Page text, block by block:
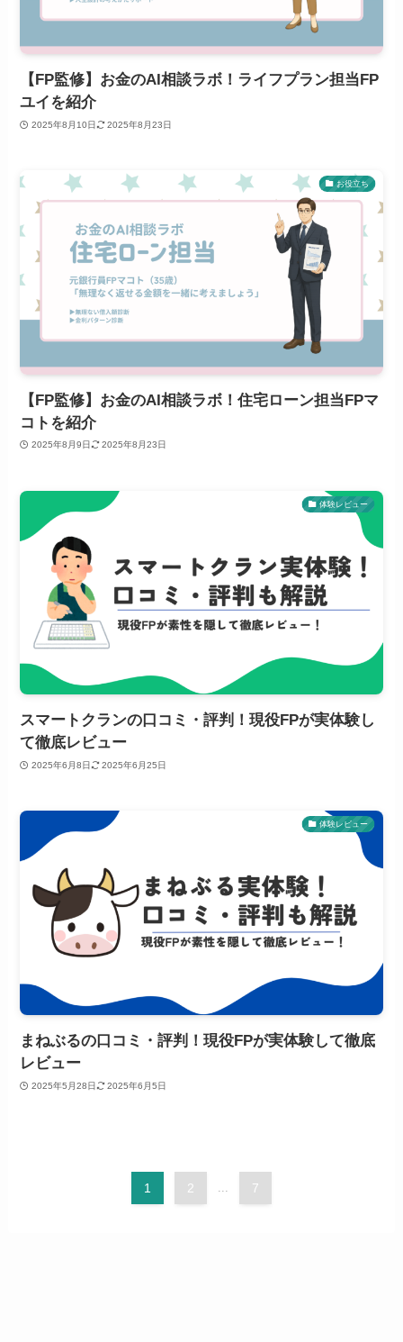
【FP監修】お金のAI相談ラボ！ライフプラン担当FP
ユイを紹介
2025年8月10日 2025年8月23日
お役立ち
【FP監修】お金のAI相談ラボ！住宅ローン担当FPマ
コトを紹介
2025年8月9日 2025年8月23日
体験レビュー
スマートクランの口コミ・評判！現役FPが実体験し
て徹底レビュー
2025年6月8日 2025年6月25日
体験レビュー
まねぶるの口コミ・評判！現役FPが実体験して徹底
レビュー
2025年5月28日 2025年6月5日
1 2 ... 7